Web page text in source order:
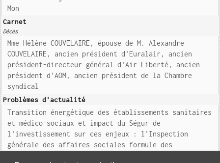
Mon
Carnet
Décès
Mme Hélène COUVELAIRE, épouse de M. Alexandre
COUVELAIRE, ancien président d'Euralair, ancien
président-directeur général d'Air Liberté, ancien
président d'AOM, ancien président de la Chambre
syndical
Problèmes d'actualité
Transition énergétique des établissements sanitaires
et médico-sociaux et impact du Ségur de
l'investissement sur ces enjeux : l'Inspection
générale des affaires sociales formule des